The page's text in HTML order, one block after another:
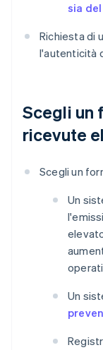
sia
Richiesta di
l'autenticità
Scegli un
ricevute
Scegli un
Un
Un